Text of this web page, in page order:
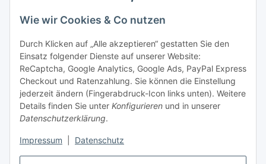
Wie wir Cookies & Co nutzen
Durch Klicken auf „Alle akzeptieren“ gestatten Sie den
Einsatz folgender Dienste auf unserer Website:
ReCaptcha, Google Analytics, Google Ads, PayPal Express
Checkout und Ratenzahlung. Sie können die Einstellung
jederzeit ändern (Fingerabdruck-Icon links unten). Weitere
Details finden Sie unter Konfigurieren und in unserer
Datenschutzerklärung.
Impressum Datenschutz
Informatives
Rechtliches